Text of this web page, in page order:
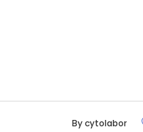
Bycytolabor